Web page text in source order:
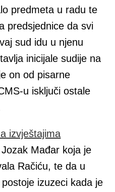
predmeta u radu te
predsjednice da svi
sud idu u njenu
inicijale sudije na
on od pisarne
u isključi ostale
izvještajima
Mađar koja je
Račiću, te da u
izuzeci kada je